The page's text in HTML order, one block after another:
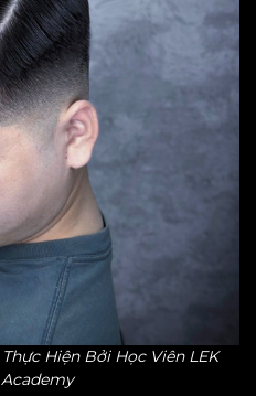
Hiện Bởi Học Viên LEK